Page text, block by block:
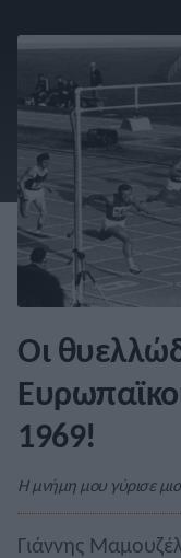
Οι
1969!
Η μνήμη μου γύρισε
Γιάννης